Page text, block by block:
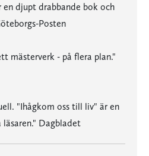
djupt drabbande bok och
Posten
mästerverk - på flera plan."
"Ihågkom oss till liv" är en
Dagbladet